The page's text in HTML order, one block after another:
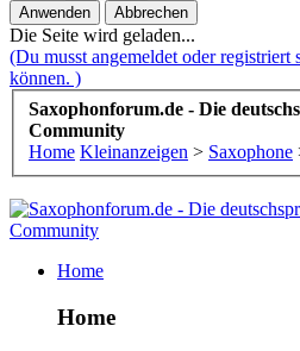
Die Seite wird geladen...
(Du musst angemeldet oder registriert
können. )
Saxophonforum.de - Die
Community
Home Kleinanzeigen > Saxophone
Home
Home